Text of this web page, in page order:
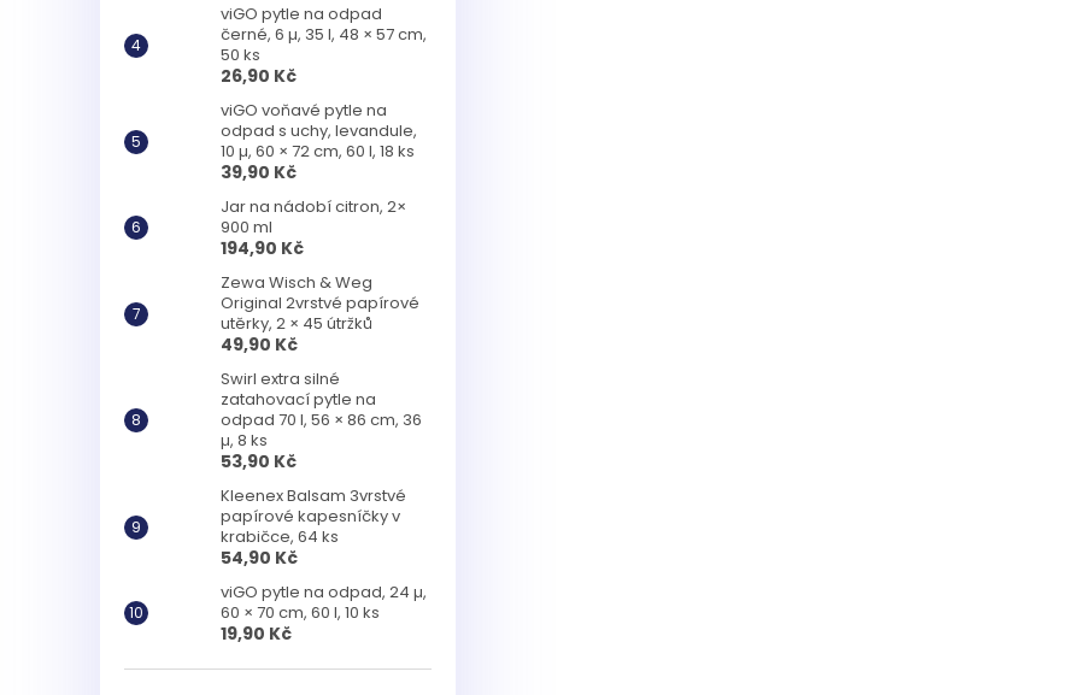
viGO pytle na odpad
černé, 6 µ, 35 l, 48 × 57 cm,
50 ks
26,90 Kč
viGO voňavé pytle na
odpad s uchy, levandule,
10 µ, 60 × 72 cm, 60 l, 18 ks
39,90 Kč
Jar na nádobí citron, 2×
900 ml
194,90 Kč
Zewa Wisch & Weg
Original 2vrstvé papírové
utěrky, 2 × 45 útržků
49,90 Kč
Swirl extra silné
zatahovací pytle na
odpad 70 l, 56 × 86 cm, 36
µ, 8 ks
53,90 Kč
Kleenex Balsam 3vrstvé
papírové kapesníčky v
krabičce, 64 ks
54,90 Kč
viGO pytle na odpad, 24 µ,
60 × 70 cm, 60 l, 10 ks
19,90 Kč